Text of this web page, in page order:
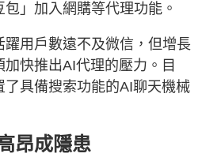
」加入網購等代理功能。
用戶數遠不及微信，但增長
快推出AI代理的壓力。目
了具備搜索功能的AI聊天機械
昂成隱患